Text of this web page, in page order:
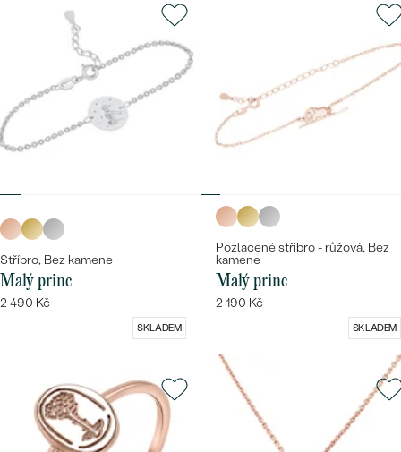
Stříbro, Bez kamene
Malý princ
2 490 Kč
SKLADEM
Pozlacené stříbro - růžová, Bez
kamene
Malý princ
2 190 Kč
SKLADEM